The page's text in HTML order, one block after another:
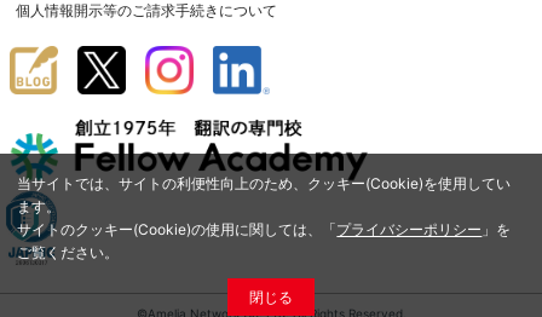
当サイトでは、サイトの利便性向上のため、クッキー(Cookie)を使用してい
ます。
サイトのクッキー(Cookie)の使用に関しては、「プライバシーポリシー 」を
ご覧ください。
閉じる
個人情報開示等のご請求手続きについて
©Amelia Network Co.,Ltd. All Rights Reserved.